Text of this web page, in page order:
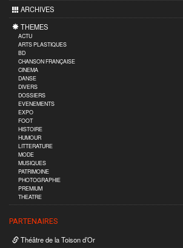
ARCHIVES
THEMES
ACTU
ARTS PLASTIQUES
BD
CHANSON FRANÇAISE
CINEMA
DANSE
DIVERS
DOSSIERS
EVENEMENTS
EXPO
FOOT
HISTOIRE
HUMOUR
LITTERATURE
MODE
MUSIQUES
PATRIMOINE
PHOTOGRAPHIE
PREMIUM
THEATRE
PARTENAIRES
Théâtre de la Toison d’Or